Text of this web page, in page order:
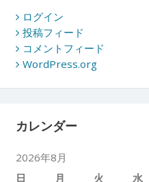
ログイン
投稿フィード
コメントフィード
WordPress.org
カレンダー
2026年8月
日
月 火 水